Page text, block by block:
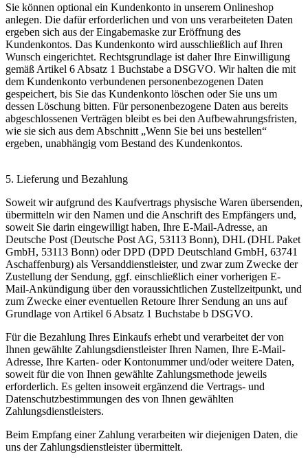
Sie können optional ein Kundenkonto in unserem Onlineshop
anlegen. Die dafür erforderlichen und von uns verarbeiteten Daten
ergeben sich aus der Eingabemaske zur Eröffnung des
Kundenkontos. Das Kundenkonto wird ausschließlich auf Ihren
Wunsch eingerichtet. Rechtsgrundlage ist daher Ihre Einwilligung
gemäß Artikel 6 Absatz 1 Buchstabe a DSGVO. Wir halten die mit
dem Kundenkonto verbundenen personenbezogenen Daten
gespeichert, bis Sie das Kundenkonto löschen oder Sie uns um
dessen Löschung bitten. Für personenbezogene Daten aus bereits
abgeschlossenen Verträgen bleibt es bei den Aufbewahrungsfristen,
wie sie sich aus dem Abschnitt „Wenn Sie bei uns bestellen“
ergeben, unabhängig vom Bestand des Kundenkontos.
5. Lieferung und Bezahlung
Soweit wir aufgrund des Kaufvertrags physische Waren übersenden,
übermitteln wir den Namen und die Anschrift des Empfängers und,
soweit Sie darin eingewilligt haben, Ihre E-Mail-Adresse, an
Deutsche Post (Deutsche Post AG, 53113 Bonn), DHL (DHL Paket
GmbH, 53113 Bonn) oder DPD (DPD Deutschland GmbH, 63741
Aschaffenburg) als Versanddienstleister, und zwar zum Zwecke der
Zustellung der Sendung, ggf. einschließlich einer vorherigen E-
Mail-Ankündigung über den voraussichtlichen Zustellzeitpunkt, und
zum Zwecke einer eventuellen Retoure Ihrer Sendung an uns auf
Grundlage von Artikel 6 Absatz 1 Buchstabe b DSGVO.
Für die Bezahlung Ihres Einkaufs erhebt und verarbeitet der von
Ihnen gewählte Zahlungsdienstleister Ihren Namen, Ihre E-Mail-
Adresse, Ihre Karten- oder Kontonummer und/oder weitere Daten,
soweit für die von Ihnen gewählte Zahlungsmethode jeweils
erforderlich. Es gelten insoweit ergänzend die Vertrags- und
Datenschutzbestimmungen des von Ihnen gewählten
Zahlungsdienstleisters.
Beim Empfang einer Zahlung verarbeiten wir diejenigen Daten, die
uns der Zahlungsdienstleister übermittelt.